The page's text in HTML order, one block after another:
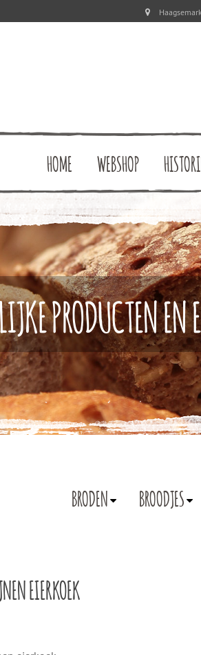
PRODUCTEN
HOME WEBSHOP
BRODEN BROODJES
EIERKOEK